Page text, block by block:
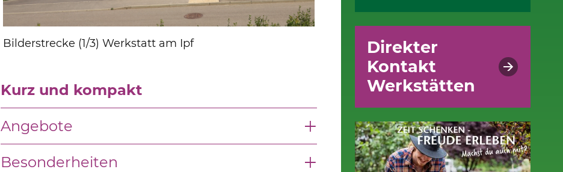
Bilderstrecke (1/3) Werkstatt am Ipf Bilderstrecke (2/3)
Kurz und kompakt
Angebote
Besonderheiten
Direkter
Kontakt
Werkstätten